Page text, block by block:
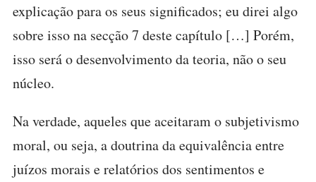
explicação para os seus significados; eu direi algo
sobre isso na secção 7 deste capítulo […] Porém,
isso será o desenvolvimento da teoria, não o seu
núcleo.
Na verdade, aqueles que aceitaram o subjetivismo
moral, ou seja, a doutrina da equivalência entre
juízos morais e relatórios dos sentimentos e